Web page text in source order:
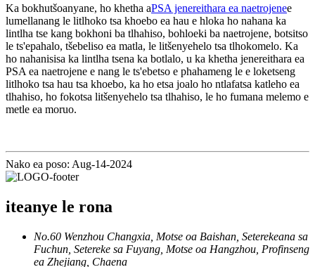
Ka bokhutšoanyane, ho khetha aPSA jenereithara ea naetrojenee
lumellanang le litlhoko tsa khoebo ea hau e hloka ho nahana ka
lintlha tse kang bokhoni ba tlhahiso, bohloeki ba naetrojene, botsitso
le ts'epahalo, tšebeliso ea matla, le litšenyehelo tsa tlhokomelo. Ka
ho nahanisisa ka lintlha tsena ka botlalo, u ka khetha jenereithara ea
PSA ea naetrojene e nang le ts'ebetso e phahameng le e loketseng
litlhoko tsa hau tsa khoebo, ka ho etsa joalo ho ntlafatsa katleho ea
tlhahiso, ho fokotsa litšenyehelo tsa tlhahiso, le ho fumana melemo e
metle ea moruo.
Nako ea poso: Aug-14-2024
iteanye le rona
No.60 Wenzhou Changxia, Motse oa Baishan, Seterekeana sa
Fuchun, Setereke sa Fuyang, Motse oa Hangzhou, Profinseng
ea Zhejiang, Chaena